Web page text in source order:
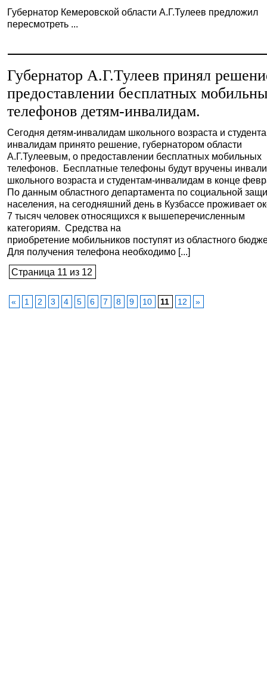
Губернатор Кемеровской области А.Г.Тулеев предложил
пересмотреть ...
Губернатор А.Г.Тулеев принял
предоставлении бесплатных
телефонов детям-инвалидам.
Сегодня детям-инвалидам школьного возраста и
инвалидам принято решение, губернатором области
А.Г.Тулеевым, о предоставлении бесплатных мобильных
телефонов. Бесплатные телефоны будут вручены
школьного возраста и студентам-инвалидам в конце
По данным областного департамента по социальной
населения, на сегодняшний день в Кузбассе проживает
7 тысяч человек относящихся к вышеперечисленным
категориям. Средства на
приобретение мобильников поступят из областного
Для получения телефона необходимо [...]
Страница 11 из 12
« 1 2 3 4 5 6 7 8 9 10 11 12 »